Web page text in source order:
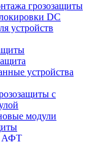
грозозащиты
DC
устройств
устройства
с
модули
АФТ